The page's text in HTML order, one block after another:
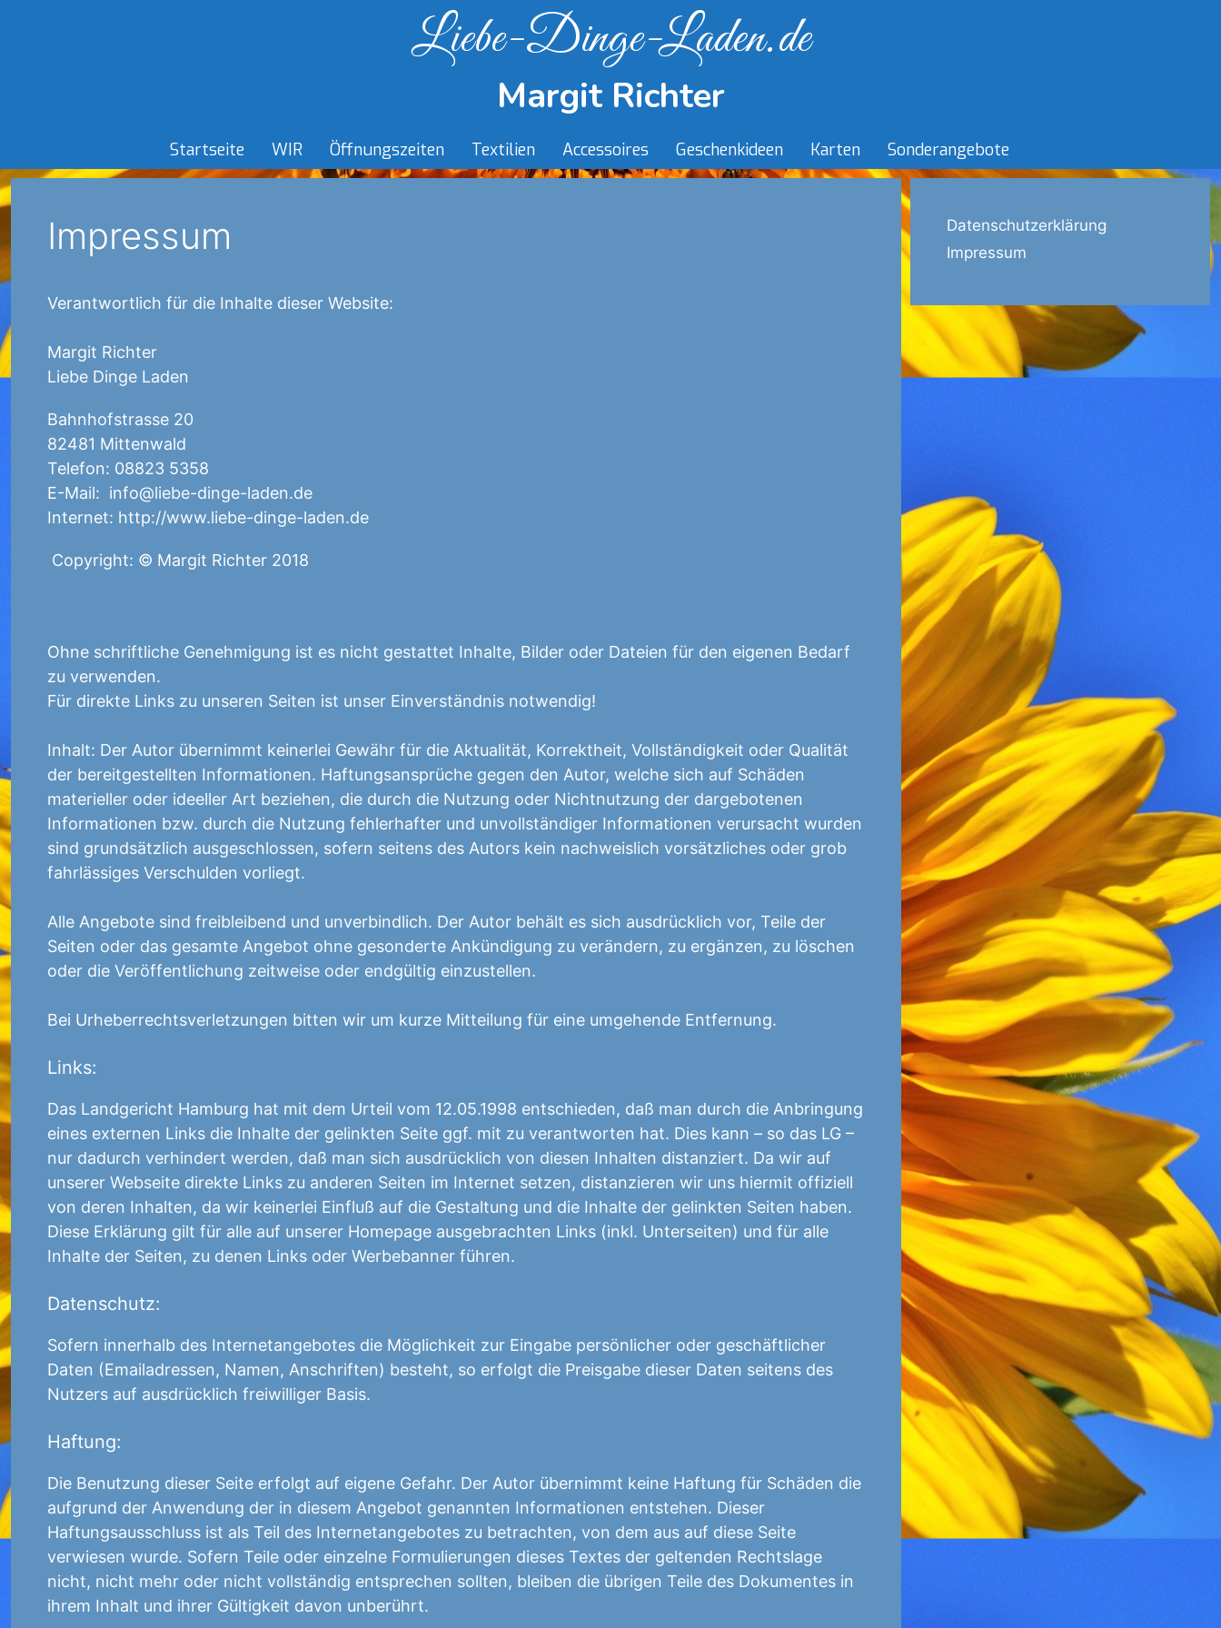
Liebe-Dinge-Laden.de
Margit Richter
Startseite WIR Öffnungszeiten Textilien Accessoires Geschenkideen Karten Sonderangebote
Impressum
Verantwortlich für die Inhalte dieser Website:
Margit Richter
Liebe Dinge Laden
Bahnhofstrasse 20
82481 Mittenwald
Telefon: 08823 5358
E-Mail: info@liebe-dinge-laden.de
Internet: http://www.liebe-dinge-laden.de
Copyright: © Margit Richter 2018
Ohne schriftliche Genehmigung ist es nicht gestattet Inhalte, Bilder oder Dateien für den eigenen Bedarf
zu verwenden.
Für direkte Links zu unseren Seiten ist unser Einverständnis notwendig!
Inhalt: Der Autor übernimmt keinerlei Gewähr für die Aktualität, Korrektheit, Vollständigkeit oder Qualität
der bereitgestellten Informationen. Haftungsansprüche gegen den Autor, welche sich auf Schäden
materieller oder ideeller Art beziehen, die durch die Nutzung oder Nichtnutzung der dargebotenen
Informationen bzw. durch die Nutzung fehlerhafter und unvollständiger Informationen verursacht wurden
sind grundsätzlich ausgeschlossen, sofern seitens des Autors kein nachweislich vorsätzliches oder grob
fahrlässiges Verschulden vorliegt.
Alle Angebote sind freibleibend und unverbindlich. Der Autor behält es sich ausdrücklich vor, Teile der
Seiten oder das gesamte Angebot ohne gesonderte Ankündigung zu verändern, zu ergänzen, zu löschen
oder die Veröffentlichung zeitweise oder endgültig einzustellen.
Bei Urheberrechtsverletzungen bitten wir um kurze Mitteilung für eine umgehende Entfernung.
Links:
Das Landgericht Hamburg hat mit dem Urteil vom 12.05.1998 entschieden, daß man durch die Anbringung
eines externen Links die Inhalte der gelinkten Seite ggf. mit zu verantworten hat. Dies kann – so das LG –
nur dadurch verhindert werden, daß man sich ausdrücklich von diesen Inhalten distanziert. Da wir auf
unserer Webseite direkte Links zu anderen Seiten im Internet setzen, distanzieren wir uns hiermit offiziell
von deren Inhalten, da wir keinerlei Einfluß auf die Gestaltung und die Inhalte der gelinkten Seiten haben.
Diese Erklärung gilt für alle auf unserer Homepage ausgebrachten Links (inkl. Unterseiten) und für alle
Inhalte der Seiten, zu denen Links oder Werbebanner führen.
Datenschutz:
Sofern innerhalb des Internetangebotes die Möglichkeit zur Eingabe persönlicher oder geschäftlicher
Daten (Emailadressen, Namen, Anschriften) besteht, so erfolgt die Preisgabe dieser Daten seitens des
Nutzers auf ausdrücklich freiwilliger Basis.
Haftung:
Die Benutzung dieser Seite erfolgt auf eigene Gefahr. Der Autor übernimmt keine Haftung für Schäden die
aufgrund der Anwendung der in diesem Angebot genannten Informationen entstehen. Dieser
Haftungsausschluss ist als Teil des Internetangebotes zu betrachten, von dem aus auf diese Seite
verwiesen wurde. Sofern Teile oder einzelne Formulierungen dieses Textes der geltenden Rechtslage
nicht, nicht mehr oder nicht vollständig entsprechen sollten, bleiben die übrigen Teile des Dokumentes in
ihrem Inhalt und ihrer Gültigkeit davon unberührt.
Datenschutzerklärung
Impressum